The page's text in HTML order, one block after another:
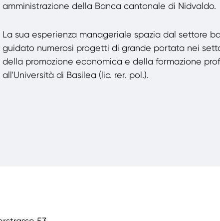
amministrazione della Banca cantonale di Nidvaldo.
La sua esperienza manageriale spazia dal settore
guidato numerosi progetti di grande portata nei
della promozione economica e della formazione
all'Università di Basilea (lic. rer. pol.).